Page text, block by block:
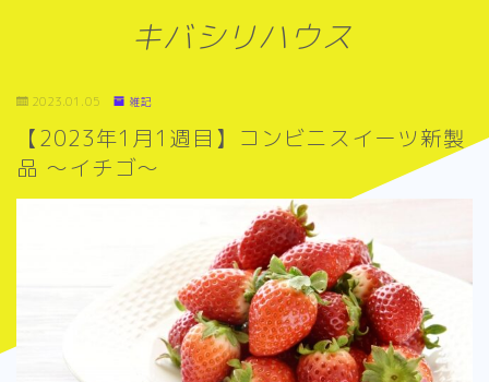
キバシリハウス
2023.01.05 雑記
【2023年1月1週目】コンビニスイーツ新製
品 ～イチゴ～